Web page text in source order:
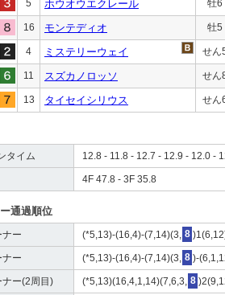
5 ホウオウエクレール 牡6
16 モンテディオ 牡5
4 ミステリーウェイ せん
11 スズカノロッソ せん
13 タイセイシリウス せん
タイム 12.8 - 11.8 - 12.7 - 12.9 - 12.0 -
4F 47.8 - 3F 35.8
通過順位
ナー (*5,13)-(16,4)-(7,14)(3, 8
ー (*5,13)-(16,4)-(7,14)(3, 8 )-
ナー(2周目) (*5,13)(16,4,1,14)(7,6,3, 8